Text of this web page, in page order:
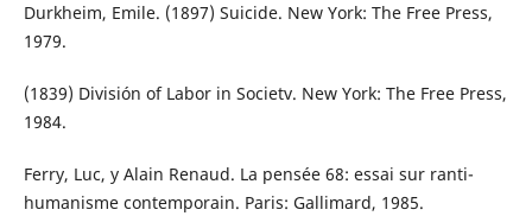
Durkheim, Emile. (1897) Suicide. New York: The Free Press,
1979.
(1839) División of Labor in Societv. New York: The Free Press,
1984.
Ferry, Luc, y Alain Renaud. La pensée 68: essai sur ranti-
humanisme contemporain. Paris: Gallimard, 1985.